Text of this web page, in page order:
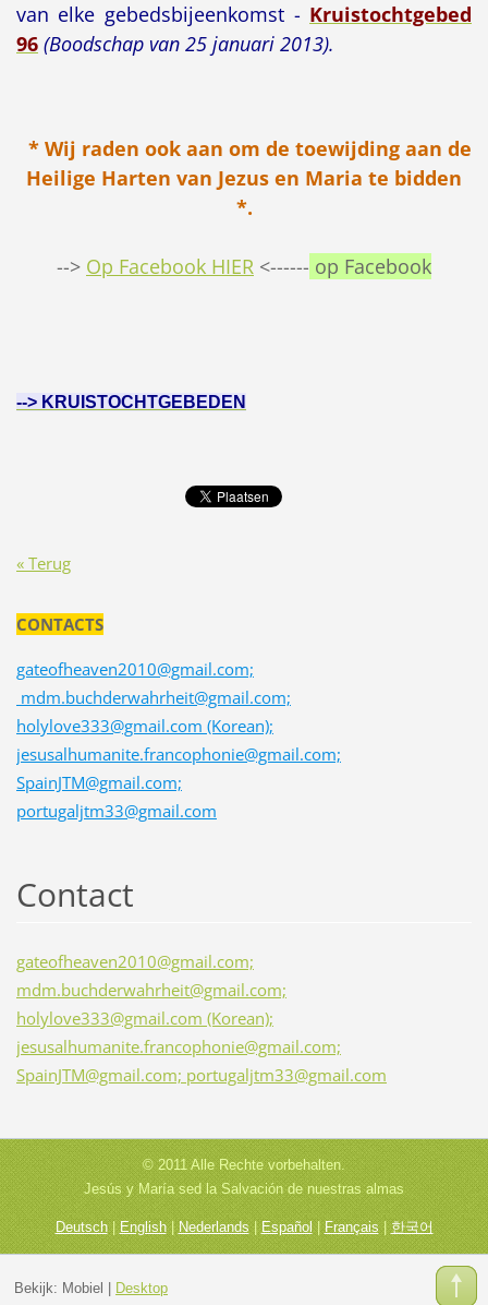
van elke gebedsbijeenkomst - Kruistochtgebed
96 (Boodschap van 25 januari 2013).
* Wij raden ook aan om de toewijding aan de
Heilige Harten van Jezus en Maria te bidden
*.
--> Op Facebook HIER <------ op Facebook
--> KRUISTOCHTGEBEDEN
« Terug
CONTACTS
gateofheaven2010@gmail.com;
mdm.buchderwahrheit@gmail.com;
holylove333@gmail.com (Korean);
jesusalhumanite.francophonie@gmail.com;
SpainJTM@gmail.com;
portugaljtm33@gmail.com
Contact
gateofheaven2010@gmail.com;
mdm.buchderwahrheit@gmail.com;
holylove333@gmail.com (Korean);
jesusalhumanite.francophonie@gmail.com;
SpainJTM@gmail.com; portugaljtm33@gmail.com
© 2011 Alle Rechte vorbehalten.
Jesús y María sed la Salvación de nuestras almas
Deutsch|English| Nederlands| Español |Français|한국어
Bekijk: Mobiel | Desktop